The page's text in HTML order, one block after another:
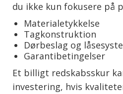
du ikke kun fokusere på
Materialetykkelse
Tagkonstruktion
Dørbeslag og
Garantibetingelser
Et billigt redskabsskur
investering, hvis